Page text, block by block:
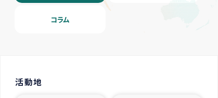
コラム
活動地